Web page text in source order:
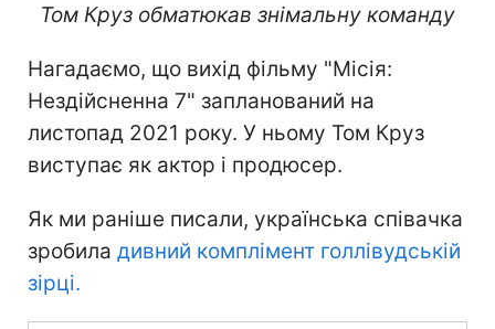
Том Круз обматюкав знімальну команду
Нагадаємо, що вихід фільму "Місія:
Нездійсненна 7" запланований на
листопад 2021 року. У ньому Том Круз
виступає як актор і продюсер.
Як ми раніше писали, українська співачка
зробила дивний комплімент голлівудській
зірці.